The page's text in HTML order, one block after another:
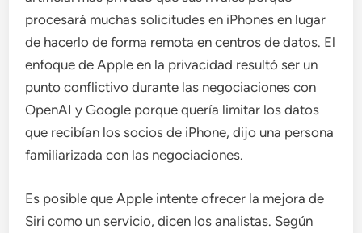
procesará muchas solicitudes en iPhones en lugar
de hacerlo de forma remota en centros de datos. El
enfoque de Apple en la privacidad resultó ser un
punto conflictivo durante las negociaciones con
OpenAI y Google porque quería limitar los datos
que recibían los socios de iPhone, dijo una persona
familiarizada con las negociaciones.
Es posible que Apple intente ofrecer la mejora de
Siri como un servicio, dicen los analistas. Según